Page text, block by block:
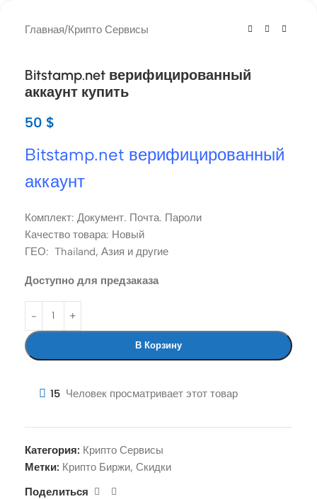
Главная/Крипто Сервисы
Bitstamp.net верифицированный
аккаунт купить
50 $
Bitstamp.net верифицированный
аккаунт
Комплект: Документ. Почта. Пароли
Качество товара: Новый
ГЕО: Thailand, Азия и другие
Доступно для предзаказа
В Корзину
15 Человек просматривает этот товар
Категория: Крипто Сервисы
Метки: Крипто Биржи, Скидки
Поделиться